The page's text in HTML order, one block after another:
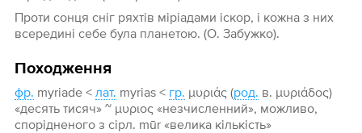
Проти сонця сніг ряхтів міріадами іскор, і кожна з них
всередині себе була планетою. (О. Забужко).
Походження
фр. myriade < лат. myrias < гр. μυριάς (род. в. μυριάδος)
«десять тисяч» ~ μυριος «незчисленний», можливо,
спорідненого з сірл. mūr «велика кількість»